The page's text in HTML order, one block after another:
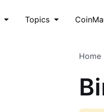
Topics
Home